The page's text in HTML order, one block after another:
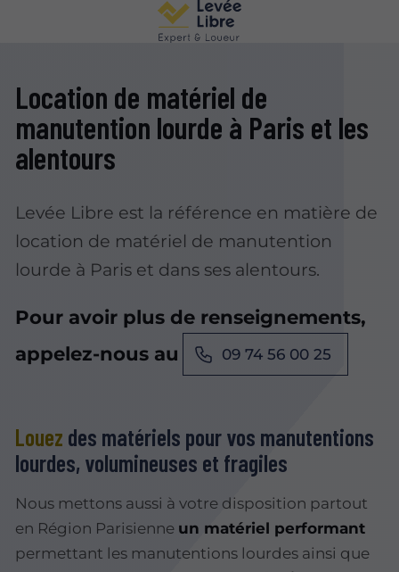
Location de matériel de
manutention lourde à Paris et les
alentours
Levée Libre est la référence en matière de
location de matériel de manutention
lourde à Paris et dans ses alentours.
Pour avoir plus de renseignements,
appelez-nous au
09 74 56 00 25
Louez des matériels pour vos manutentions
lourdes, volumineuses et fragiles
Nous mettons aussi à votre disposition partout
en Région Parisienne un matériel performant
permettant les manutentions lourdes ainsi que